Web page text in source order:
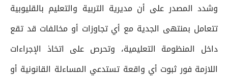
وشدد المصدر على أن مديرية التربية والتعليم بالقليوبية
تتعامل بمنتهى الجدية مع أي تجاوزات أو مخالفات قد تقع
داخل المنظومة التعليمية، وتحرص على اتخاذ الإجراءات
اللازمة فور ثبوت أي واقعة تستدعي المساءلة القانونية أو